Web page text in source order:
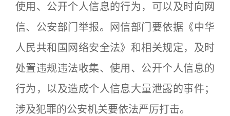
使用、公开个人信息的行为，可以及时向网
信、公安部门举报。网信部门要依据《中华
人民共和国网络安全法》和相关规定，及时
处置违规违法收集、使用、公开个人信息的
行为，以及造成个人信息大量泄露的事件；
涉及犯罪的公安机关要依法严厉打击。